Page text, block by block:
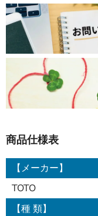
商品仕様表
【メーカー】
TOTO
【種 類】